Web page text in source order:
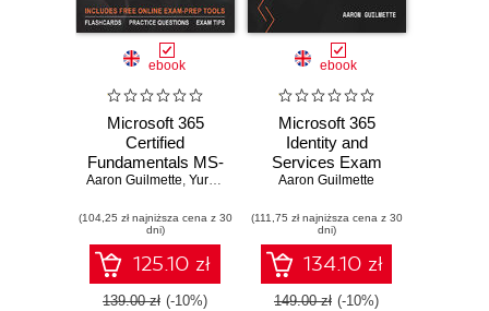
ebook
Microsoft 365
Certified
Fundamentals MS-
900 Exam Guide.
knowledge and
problem-solving
skills needed to
pass the MS-900
exam on your first
Aaron Guilmette, Yura Lee Marcos Zanre
(104,25 zł najniższa cena z 30
dni)
125.10 zł
139.00 zł (-10%)
ebook
Microsoft 365
Identity and
Services Exam
Guide MS-100.
techniques to pass
the MS-100 exam
on the first attempt
Aaron Guilmette
(111,75 zł najniższa cena z 30
dni)
134.10 zł
149.00 zł (-10%)